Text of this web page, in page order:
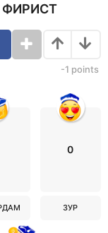
ФИРИСТ
-1 points
0
ЗУР